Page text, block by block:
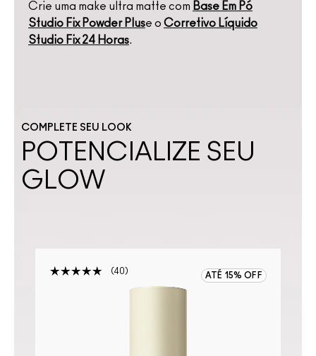
Crie uma make ultra matte com Base Em Pó
Studio Fix Powder Pluse o Corretivo Líquido
Studio Fix 24 Horas.
COMPLETE SEU LOOK
POTENCIALIZE SEU
GLOW
40 ATÉ 15% OFF